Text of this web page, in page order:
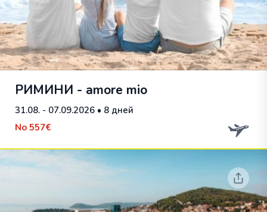
РИМИНИ - amore mio
31.08. - 07.09.2026 • 8 дней
No 557€